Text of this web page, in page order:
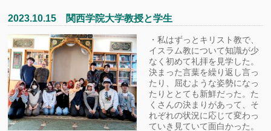
2023.10.15 関西学院大学教授と学生
・私はずっとキリスト教で、
イスラム教について知識が少
なく初めて礼拝を見学した。
決まった言葉を繰り返し言っ
たり、屈むような姿勢になっ
たりととても新鮮だった。た
くさんの決まりがあって、そ
れぞれの状況に応じて変わっ
ていき見ていて面白かった。